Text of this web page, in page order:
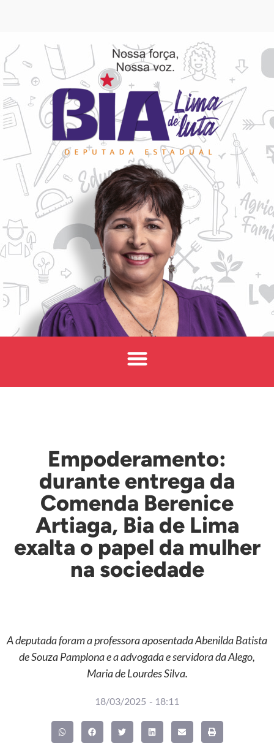
Empoderamento:
durante entrega da
Comenda Berenice
Artiaga, Bia de Lima
exalta o papel da mulher
na sociedade
A deputada foram a professora aposentada Abenilda Batista
de Souza Pamplona e a advogada e servidora da Alego,
Maria de Lourdes Silva.
18/03/2025 - 18:11